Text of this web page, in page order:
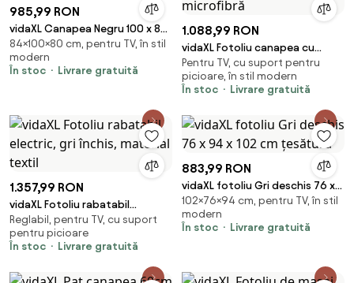
985,99 RON
vidaXL Canapea Negru 100 x 80
x 84 cm țesătură
84×100×80 cm, pentru TV, în stil
modern
În stoc
Livrare gratuită
1.088,99 RON
vidaXL Fotoliu canapea cu
taburet, crem, 60 cm,
microfibră
Pentru TV, cu suport pentru
picioare, în stil modern
În stoc
Livrare gratuită
1.357,99 RON
vidaXL Fotoliu rabatabil
electric, gri închis, material
textil
Reglabil, pentru TV, cu suport
pentru picioare
În stoc
Livrare gratuită
883,99 RON
vidaXL fotoliu Gri deschis 76 x
94 x 102 cm țesătură
102×76×94 cm, pentru TV, în stil
modern
În stoc
Livrare gratuită